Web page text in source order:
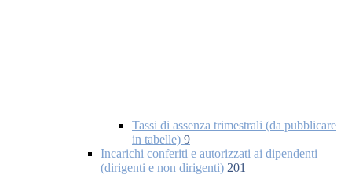
Tassi di assenza trimestrali (da pubblicare
in tabelle) 9
Incarichi conferiti e autorizzati ai dipendenti
(dirigenti e non dirigenti) 201